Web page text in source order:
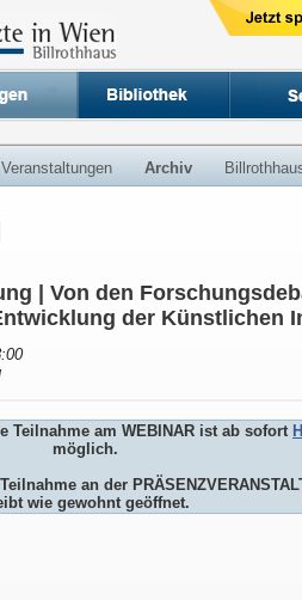
Archiv
| Von den
der Künstlichen
Teilnahme am WEBINAR ist ab sofort
möglich.
an der
wie gewohnt geöffnet.